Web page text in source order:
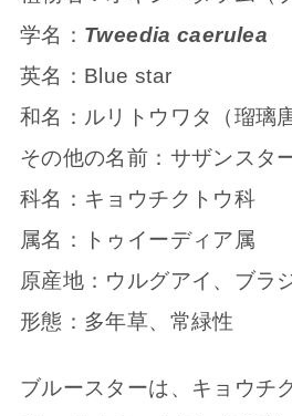
学名： Tweedia caerulea
英名：Blue star
和名：ルリトウワタ（瑠璃
その他の名前：サザンスタ
科名：キョウチクトウ科
属名：トゥイーディア属
原産地：ウルグアイ、ブラ
形態：多年草、常緑性
ブルースターは、キョウチ